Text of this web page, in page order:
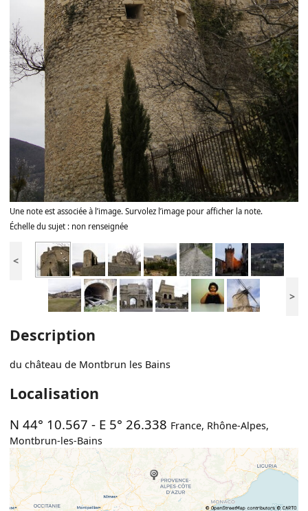
Une note est associée à l’image. Survolez l’image pour afficher la note.
Échelle du sujet : non renseignée
<
>
Description
du château de Montbrun les Bains
Localisation
N 44° 10.567 - E 5° 26.338 France, Rhône-Alpes,
Montbrun-les-Bains